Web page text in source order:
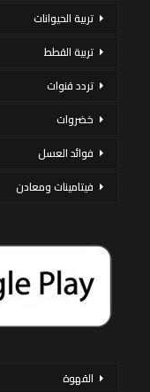
تربية الحيوانات
تربية القطط
تردد قنوات
خضروات
فوائد العسل
فيتامينات ومعادن
القهوة